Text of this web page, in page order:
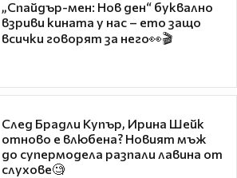
„Спайдър-мен: Нов ден“ буквално
взриви кината у нас – ето защо
всички говорят за него👀🎬
След Брадли Купър, Ирина Шейк
отново е влюбена? Новият мъж
до супермодела разпали лавина от
слухове🧐